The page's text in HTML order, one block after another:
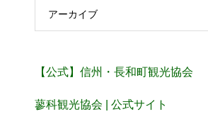
アーカイブ
【公式】信州・長和町観光協会
蓼科観光協会 | 公式サイト